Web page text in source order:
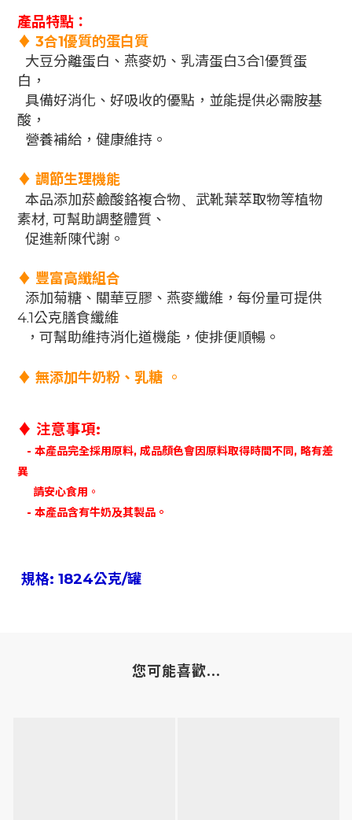
產品特點：
♦ 3合1優質的蛋白質
大豆分離蛋白、燕麥奶、乳清蛋白3合1優質蛋
白，
具備好消化、好吸收的優點，並能提供必需胺基
酸，
營養補給，健康維持。
♦ 調節生理機能
本品添加菸鹼酸鉻複合物、 武靴葉萃取物等植物
素材, 可幫助調整體質、
促進新陳代謝。
♦ 豐富高纖組合
添加菊糖、關華豆膠、燕麥纖維，每份量可提供
4.1公克膳食纖維
，可幫助維持消化道機能，使排便順暢。
♦ 無添加牛奶粉、乳糖 。
♦ 注意事項:
- 本產品完全採用原料, 成品顏色會因原料取得時間不同, 略有差
異
請安心食用 。
- 本產品含有牛奶及其製品 。
規格: 1824公克/罐
您可能喜歡...